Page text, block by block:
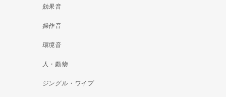
効果音
操作音
環境音
人・動物
ジングル・ワイプ